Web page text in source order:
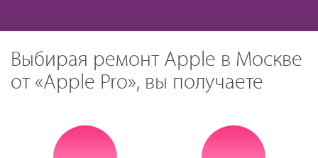
Выбирая ремонт Apple в Москве
от «Apple Pro», вы получаете